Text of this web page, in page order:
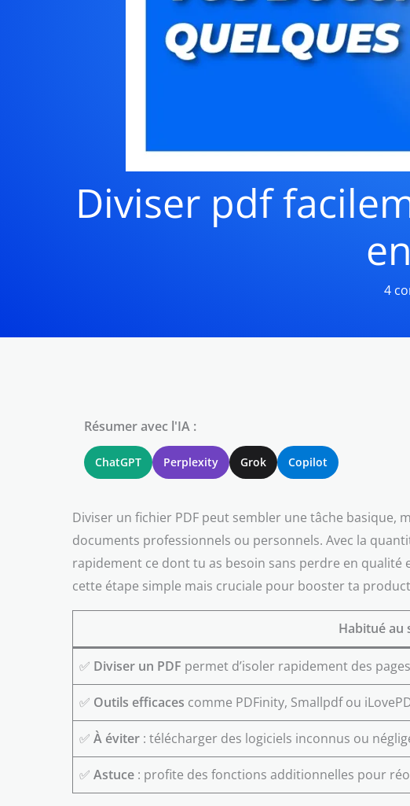
Diviser pdf
4
Résumer avec l'IA :
ChatGPT Perplexity Grok Copilot
Diviser un fichier PDF peut sembler une tâche basique,
documents professionnels ou personnels. Avec la
rapidement ce dont tu as besoin sans perdre en
cette étape simple mais cruciale pour booster ta
Habitué au
✅ Diviser un PDF permet d’isoler rapidement des
✅ Outils efficaces comme PDFinity, Smallpdf ou
✅ À éviter : télécharger des logiciels inconnus ou
✅ Astuce : profite des fonctions additionnelles pour